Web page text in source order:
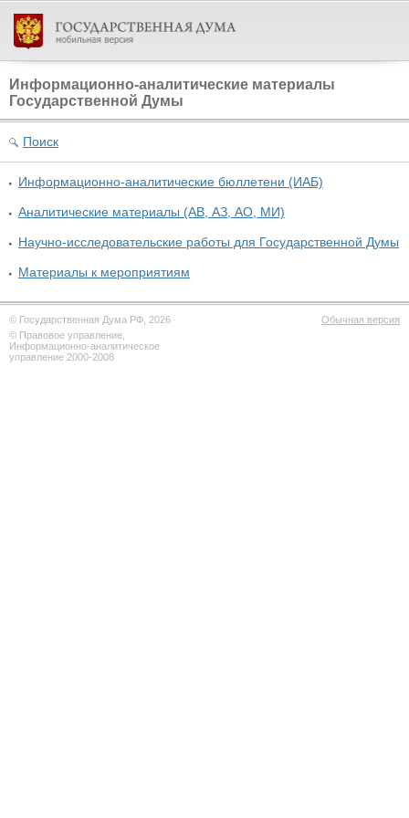
Информационно-аналитические материалы
Государственной Думы
Поиск
Информационно-аналитические бюллетени (ИАБ)
Аналитические материалы (АВ, АЗ, АО, МИ)
Научно-исследовательские работы для Государственной Думы
Материалы к мероприятиям
© Государственная Дума РФ, 2026
© Правовое управление,
Информационно-аналитическое
управление 2000-2008
Обычная версия